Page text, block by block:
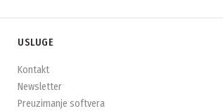
USLUGE
Kontakt
Newsletter
Preuzimanje softvera